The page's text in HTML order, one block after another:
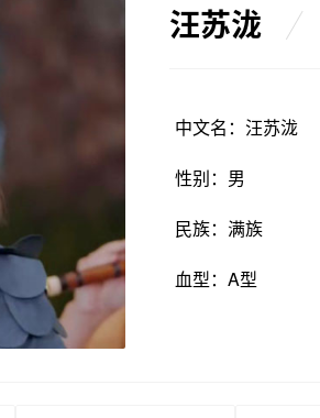
汪苏泷
中文名：汪苏泷
性别：男
民族：满族
血型：A型